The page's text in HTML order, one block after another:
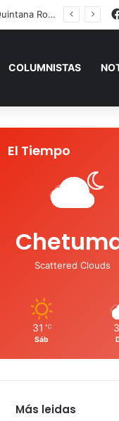
Verano”
COLUMNISTAS
El Tiempo
Scattered Clouds
31 ℃
Sáb
Más leidas